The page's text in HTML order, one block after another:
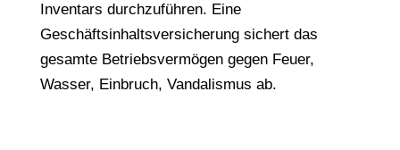
Inventars durchzuführen. Eine
Geschäftsinhaltsversicherung sichert das
gesamte Betriebsvermögen gegen Feuer,
Wasser, Einbruch, Vandalismus ab.